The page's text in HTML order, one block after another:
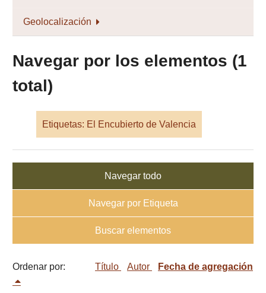
Geolocalización
Navegar por los elementos (1
total)
Etiquetas: El Encubierto de Valencia
Navegar todo
Navegar por Etiqueta
Buscar elementos
Ordenar por: Título Autor Fecha de agregación